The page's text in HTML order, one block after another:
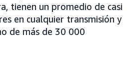
tienen un promedio de casi
en cualquier transmisión y
de más de 30 000